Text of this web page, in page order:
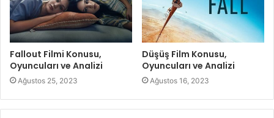
Fallout Filmi Konusu,
Oyuncuları ve Analizi
Ağustos 25, 2023
Düşüş Film Konusu,
Oyuncuları ve Analizi
Ağustos 16, 2023